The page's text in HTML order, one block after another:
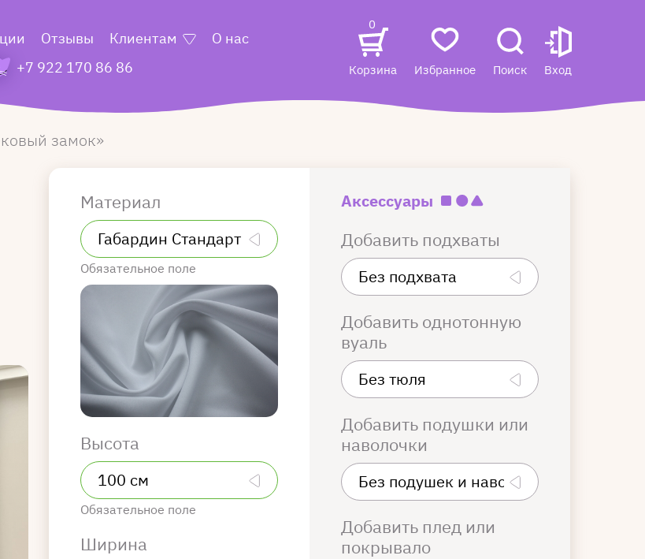
Отзывы Клиентам
О нас
+7 922 170 86 86
0
Корзина Избранное Поиск Вход
замок
Материал
Обязательное поле
Высота
Обязательное поле
Ширина
Аксессуары
Добавить подхваты
Добавить однотонную
вуаль
Добавить подушки или
наволочки
Добавить плед или
покрывало